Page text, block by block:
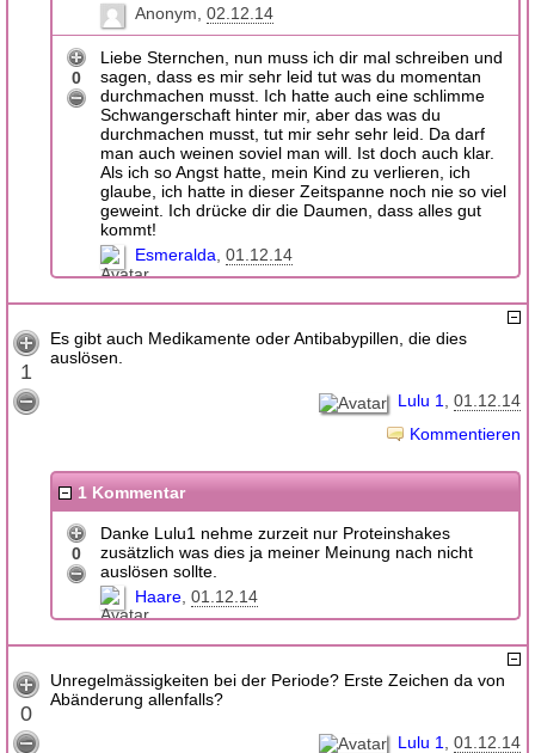
Anonym 02.12.14
0
Liebe Sternchen, nun muss ich dir mal schreiben und
sagen, dass es mir sehr leid tut was du momentan
durchmachen musst. Ich hatte auch eine schlimme
Schwangerschaft hinter mir, aber das was du
durchmachen musst, tut mir sehr sehr leid. Da darf
man auch weinen soviel man will. Ist doch auch klar.
Als ich so Angst hatte, mein Kind zu verlieren, ich
glaube, ich hatte in dieser Zeitspanne noch nie so viel
geweint. Ich drücke dir die Daumen, dass alles gut
kommt!
Esmeralda 01.12.14
1
Es gibt auch Medikamente oder Antibabypillen, die dies
auslösen.
Lulu 1 01.12.14
Kommentieren
1 Kommentar
0
Danke Lulu1 nehme zurzeit nur Proteinshakes
zusätzlich was dies ja meiner Meinung nach nicht
auslösen sollte.
Haare 01.12.14
0
Unregelmässigkeiten bei der Periode? Erste Zeichen da von
Abänderung allenfalls?
Lulu 1
01.12.14